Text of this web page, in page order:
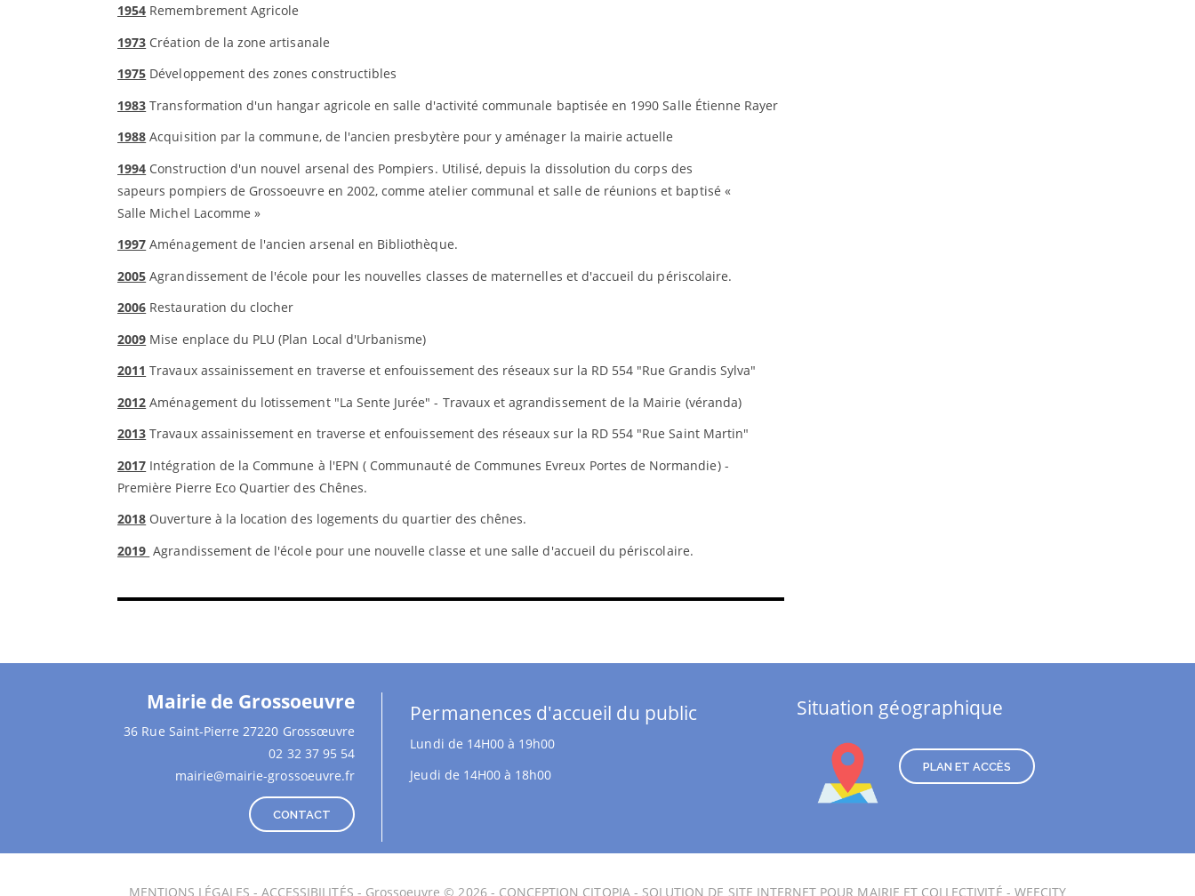
1954 Remembrement Agricole
1973 Création de la zone artisanale
1975 Développement des zones constructibles
1983 Transformation d'un hangar agricole en salle d'activité communale baptisée en 1990 Salle Étienne Rayer
1988 Acquisition par la commune, de l'ancien presbytère pour y aménager la mairie actuelle
1994 Construction d'un nouvel arsenal des Pompiers. Utilisé, depuis la dissolution du corps des
sapeurs pompiers de Grossoeuvre en 2002, comme atelier communal et salle de réunions et baptisé «
Salle Michel Lacomme »
1997 Aménagement de l'ancien arsenal en Bibliothèque.
2005 Agrandissement de l'école pour les nouvelles classes de maternelles et d'accueil du périscolaire.
2006 Restauration du clocher
2009 Mise enplace du PLU (Plan Local d'Urbanisme)
2011 Travaux assainissement en traverse et enfouissement des réseaux sur la RD 554 "Rue Grandis Sylva"
2012 Aménagement du lotissement "La Sente Jurée" - Travaux et agrandissement de la Mairie (véranda)
2013 Travaux assainissement en traverse et enfouissement des réseaux sur la RD 554 "Rue Saint Martin"
2017 Intégration de la Commune à l'EPN ( Communauté de Communes Evreux Portes de Normandie) -
Première Pierre Eco Quartier des Chênes.
2018 Ouverture à la location des logements du quartier des chênes.
2019 Agrandissement de l'école pour une nouvelle classe et une salle d'accueil du périscolaire.
Mairie de Grossoeuvre
36 Rue Saint-Pierre 27220 Grossœuvre
02 32 37 95 54
mairie@mairie-grossoeuvre.fr
CONTACT
Permanences d'accueil du public
Lundi de 14H00 à 19h00
Jeudi de 14H00 à 18h00
Situation géographique
PLAN ET ACCÈS
MENTIONS LÉGALES - ACCESSIBILITÉS - Grossoeuvre © 2026 - CONCEPTION CITOPIA- SOLUTION DE SITE INTERNET POUR MAIRIE ET COLLECTIVITÉ - WEECITY